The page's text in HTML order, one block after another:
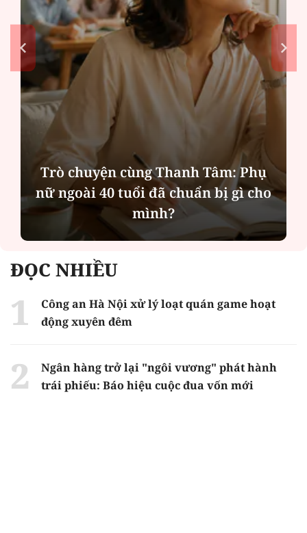
Trò chuyện cùng Thanh Tâm: Phụ
nữ ngoài 40 tuổi đã chuẩn bị gì cho
mình?
ĐỌC NHIỀU
Công an Hà Nội xử lý loạt quán game hoạt
động xuyên đêm
Ngân hàng trở lại "ngôi vương" phát hành
trái phiếu: Báo hiệu cuộc đua vốn mới